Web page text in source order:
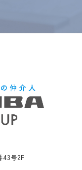
43号2F